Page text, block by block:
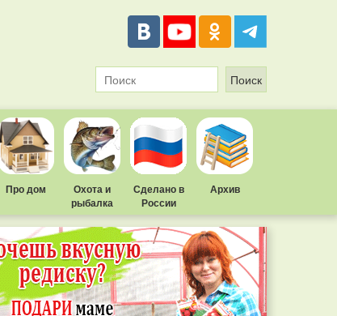
Про дом
Охота и
рыбалка
Сделано в
России
Архив